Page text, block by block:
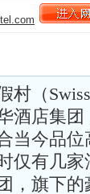
村（
酒店集
当今品
仅有几
，旗下